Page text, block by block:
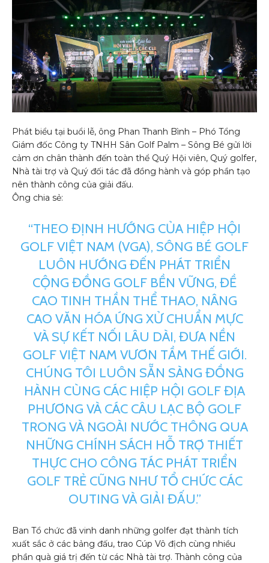
Phát biểu tại buổi lễ, ông Phan Thanh Bình – Phó Tổng
Giám đốc Công ty TNHH Sân Golf Palm – Sông Bé gửi lời
cảm ơn chân thành đến toàn thể Quý Hội viên, Quý golfer,
Nhà tài trợ và Quý đối tác đã đồng hành và góp phần tạo
nên thành công của giải đấu.
Ông chia sẻ:
“THEO ĐỊNH HƯỚNG CỦA HIỆP HỘI
GOLF VIỆT NAM (VGA), SÔNG BÉ GOLF
LUÔN HƯỚNG ĐẾN PHÁT TRIỂN
CỘNG ĐỒNG GOLF BỀN VỮNG, ĐỀ
CAO TINH THẦN THỂ THAO, NÂNG
CAO VĂN HÓA ỨNG XỬ CHUẨN MỰC
VÀ SỰ KẾT NỐI LÂU DÀI, ĐƯA NỀN
GOLF VIỆT NAM VƯƠN TẦM THẾ GIỚI.
CHÚNG TÔI LUÔN SẴN SÀNG ĐỒNG
HÀNH CÙNG CÁC HIỆP HỘI GOLF ĐỊA
PHƯƠNG VÀ CÁC CÂU LẠC BỘ GOLF
TRONG VÀ NGOÀI NƯỚC THÔNG QUA
NHỮNG CHÍNH SÁCH HỖ TRỢ THIẾT
THỰC CHO CÔNG TÁC PHÁT TRIỂN
GOLF TRẺ CŨNG NHƯ TỔ CHỨC CÁC
OUTING VÀ GIẢI ĐẤU.”
Ban Tổ chức đã vinh danh những golfer đạt thành tích
xuất sắc ở các bảng đấu, trao Cúp Vô địch cùng nhiều
phần quà giá trị đến từ các Nhà tài trợ. Thành công của